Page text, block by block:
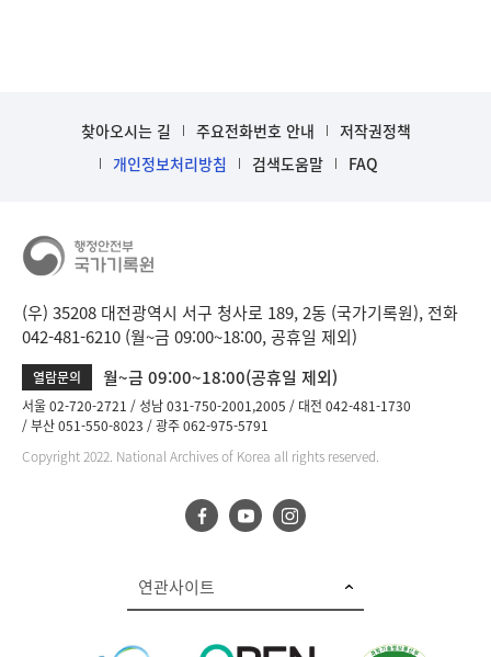
찾아오시는 길 주요전화번호 안내
저작권정책
개인정보처리방침
검색도움말 FAQ
(우) 35208 대전광역시 서구 청사로 189, 2동 (국가기록원), 전화
042-481-6210 (월~금 09:00~18:00, 공휴일 제외)
열람문의 월~금 09:00~18:00(공휴일 제외)
서울 02-720-2721 성남 031-750-2001,2005
대전 042-481-1730
부산 051-550-8023
광주 062-975-5791
Copyright 2022. National Archives of Korea all rights reserved.
연관사이트